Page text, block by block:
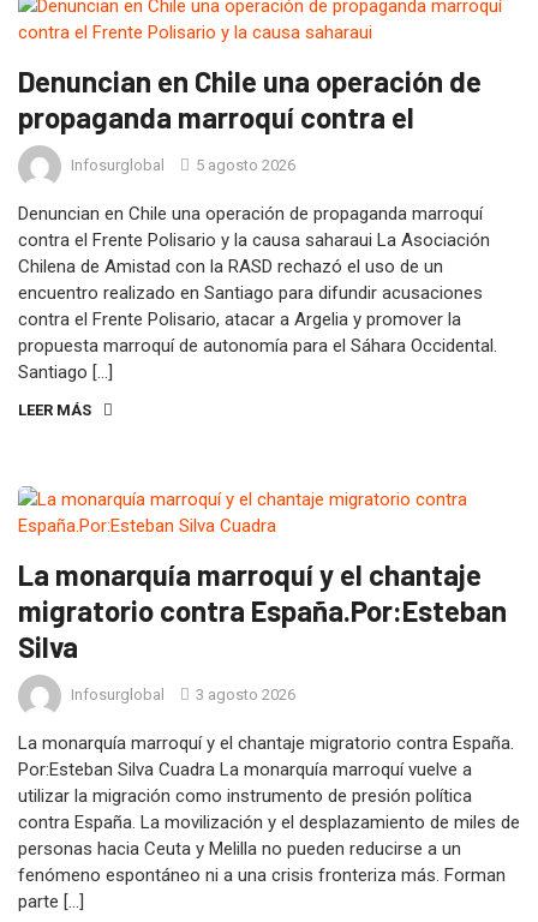
Denuncian en Chile una operación de
propaganda marroquí contra el
Infosurglobal 5 agosto 2026
Denuncian en Chile una operación de propaganda marroquí
contra el Frente Polisario y la causa saharaui La Asociación
Chilena de Amistad con la RASD rechazó el uso de un
encuentro realizado en Santiago para difundir acusaciones
contra el Frente Polisario, atacar a Argelia y promover la
propuesta marroquí de autonomía para el Sáhara Occidental.
Santiago […]
LEER MÁS
La monarquía marroquí y el chantaje
migratorio contra España.Por:Esteban
Silva
Infosurglobal 3 agosto 2026
La monarquía marroquí y el chantaje migratorio contra España.
Por:Esteban Silva Cuadra La monarquía marroquí vuelve a
utilizar la migración como instrumento de presión política
contra España. La movilización y el desplazamiento de miles de
personas hacia Ceuta y Melilla no pueden reducirse a un
fenómeno espontáneo ni a una crisis fronteriza más. Forman
parte […]